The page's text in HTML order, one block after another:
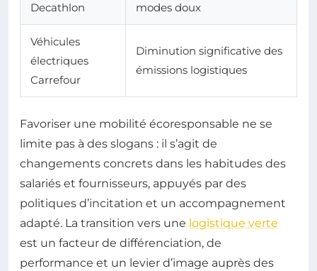
Decathlon
modes doux
Véhicules
électriques
Carrefour
Diminution significative des
émissions logistiques
Favoriser une mobilité écoresponsable ne se
limite pas à des slogans : il s’agit de
changements concrets dans les habitudes des
salariés et fournisseurs, appuyés par des
politiques d’incitation et un accompagnement
adapté. La transition vers une logistique verte
est un facteur de différenciation, de
performance et un levier d’image auprès des